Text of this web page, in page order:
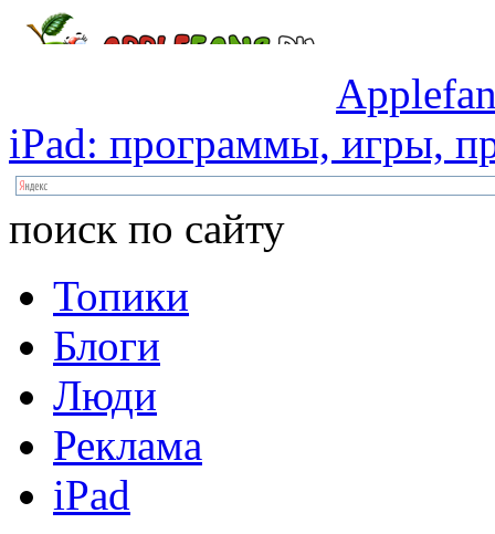
iPad: программы, игры,
поиск по сайту
Топики
Блоги
Люди
Реклама
iPad